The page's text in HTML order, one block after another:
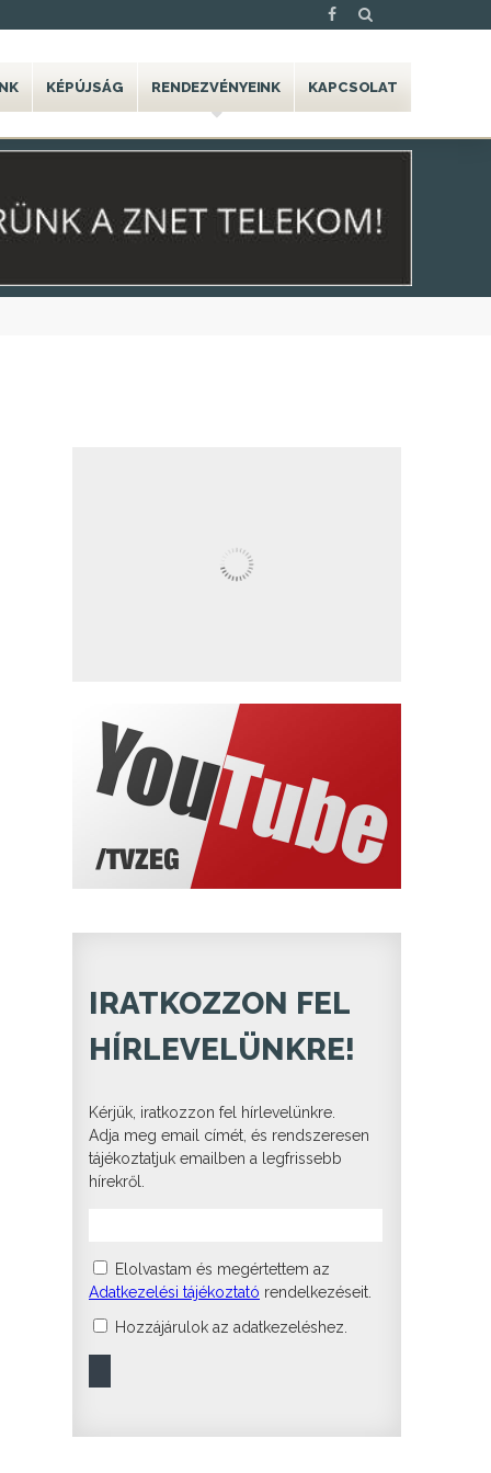
KÉPÚJSÁG RENDEZVÉNYEINK KAPCSOLAT
IRATKOZZON FEL
HÍRLEVELÜNKRE!
Kérjük, iratkozzon fel hírlevelünkre.
Adja meg email címét, és rendszeresen
tájékoztatjuk emailben a legfrissebb
hírekről.
Elolvastam és megértettem az
Adatkezelési tájékoztató rendelkezéseit.
Hozzájárulok az adatkezeléshez.